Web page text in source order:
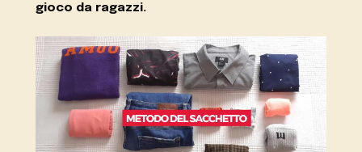
gioco da ragazzi.